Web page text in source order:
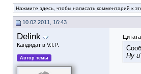
Нажмите здесь, чтобы написать комментарий к
10.02.2011, 16:43
Delink
Кандидат в V.I.P.
Автор темы
Ну